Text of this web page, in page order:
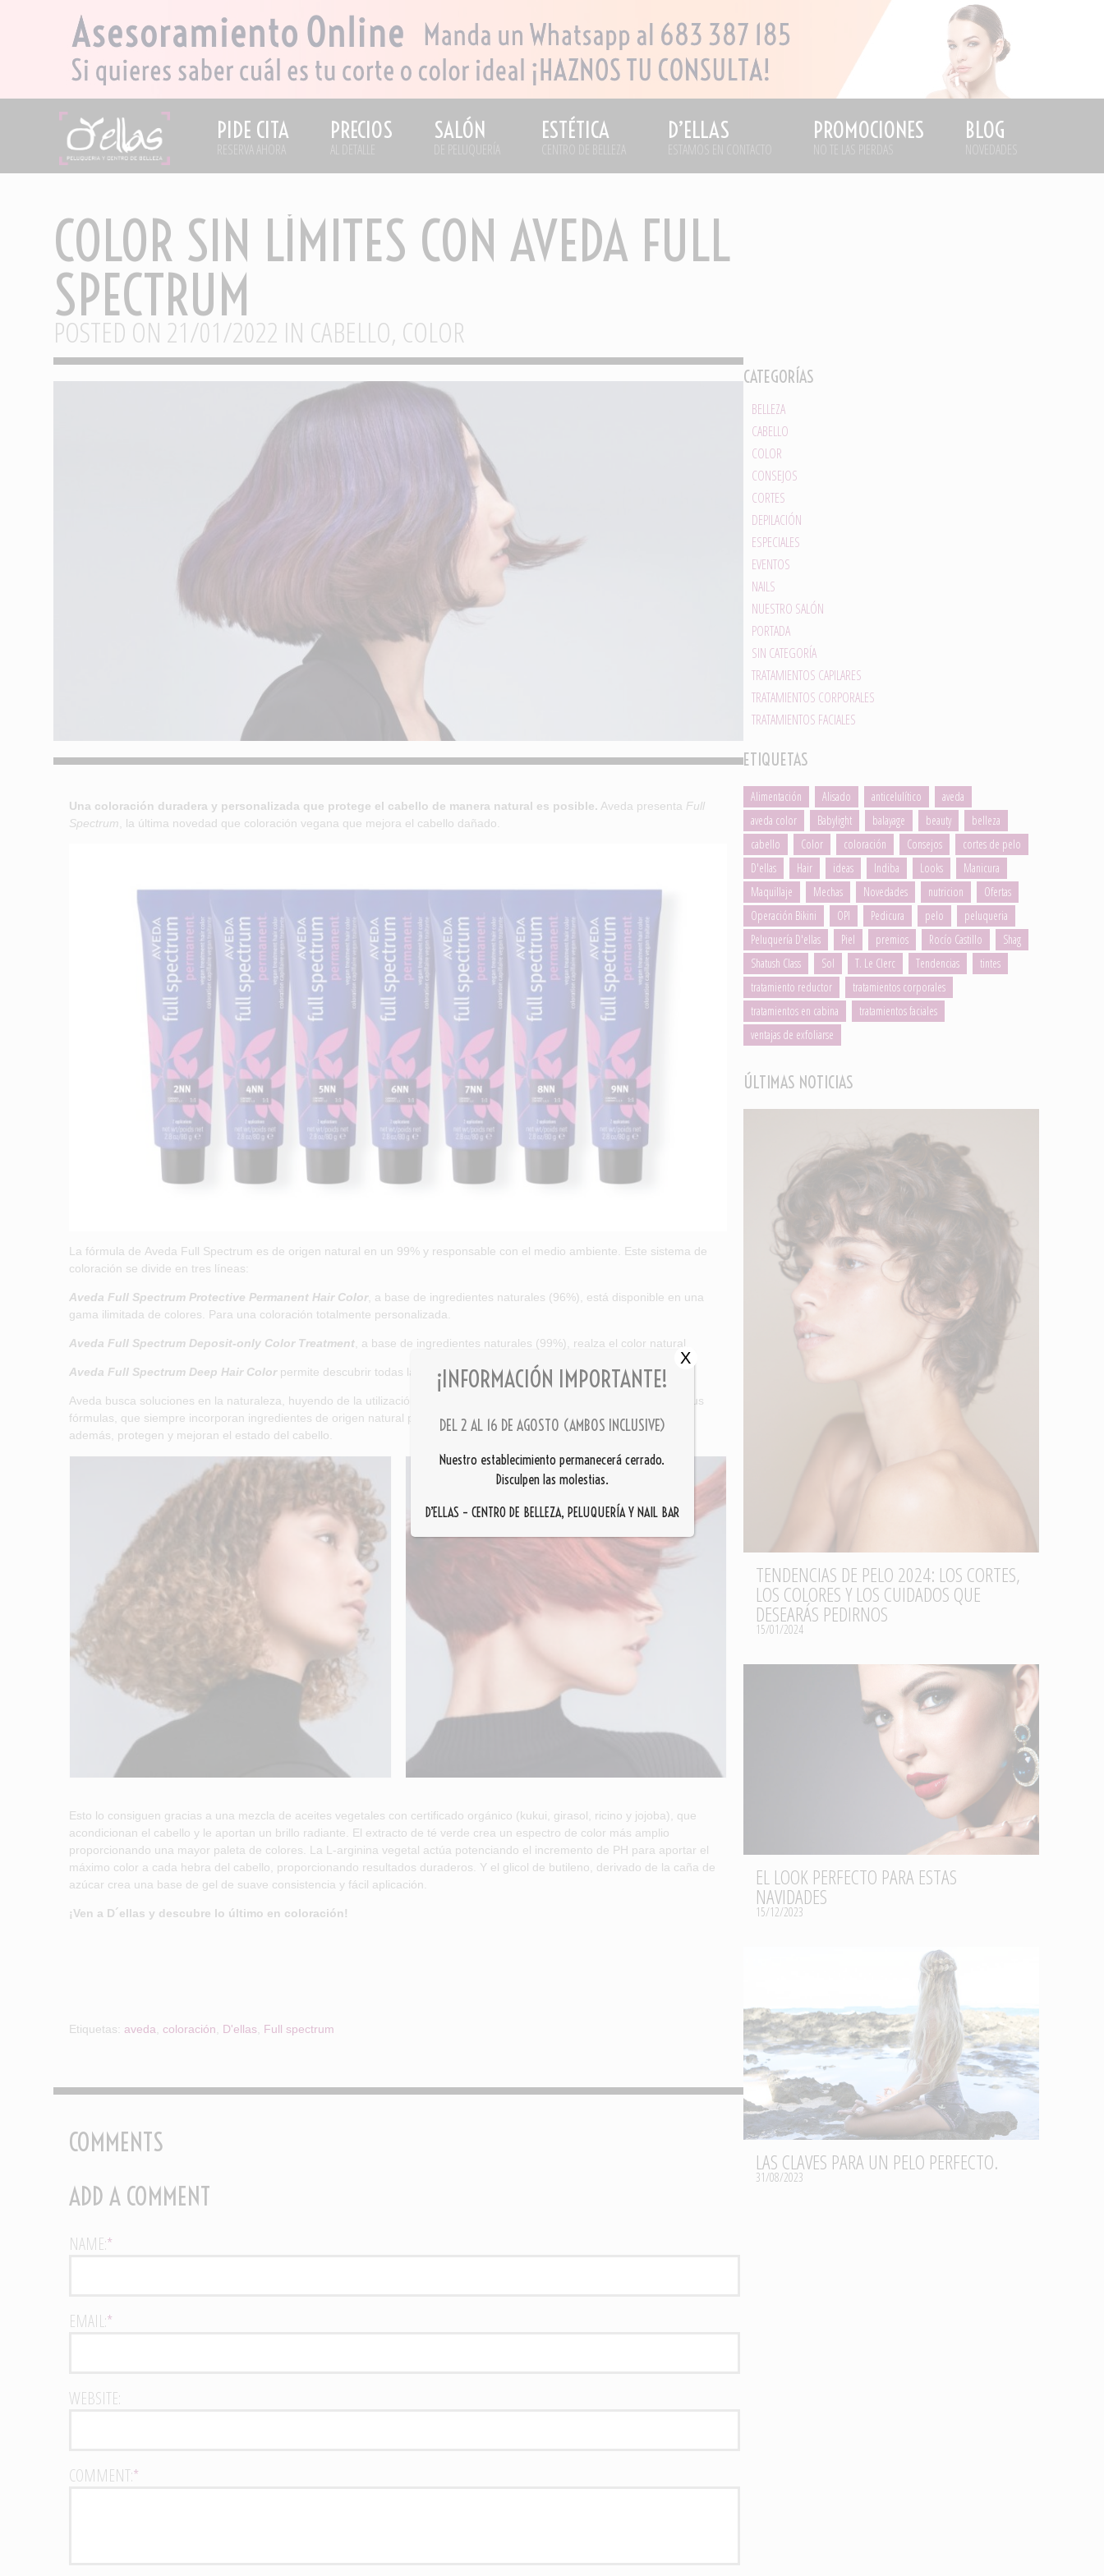
PIDE CITA
RESERVA AHORA
PRECIOS
AL DETALLE
SALÓN
DE PELUQUERÍA
ESTÉTICA
CENTRO DE BELLEZA
D’ELLAS
ESTAMOS EN CONTACTO
PROMOCIONES
NO TE LAS PIERDAS
BLOG
NOVEDADES
CATEGORÍAS
BELLEZA
CABELLO
COLOR
CONSEJOS
CORTES
DEPILACIÓN
ESPECIALES
EVENTOS
NAILS
NUESTRO SALÓN
PORTADA
SIN CATEGORÍA
TRATAMIENTOS CAPILARES
TRATAMIENTOS CORPORALES
TRATAMIENTOS FACIALES
ETIQUETAS
Alimentación Alisado anticelulítico
aveda
aveda color
Babylight balayage beauty
belleza
cabello
Color coloración Consejos
cortes de pelo
D'ellas
Hair ideas Indiba Looks
Manicura
Maquillaje
Mechas Novedades nutricion
Ofertas
Operación Bikini
OPI Pedicura pelo
peluqueria
Peluquería D'ellas
Piel premios Rocío Castillo
Shag
Shatush Class
Sol T. Le Clerc Tendencias
tintes
tratamiento reductor
tratamientos corporales
tratamientos en cabina
tratamientos faciales
ventajas de exfoliarse
ÚLTIMAS NOTICIAS
TENDENCIAS DE PELO 2024: LOS CORTES,
LOS COLORES Y LOS CUIDADOS QUE
DESEARÁS PEDIRNOS
15/01/2024
EL LOOK PERFECTO PARA ESTAS
NAVIDADES
15/12/2023
LAS CLAVES PARA UN PELO PERFECTO.
31/08/2023
COLOR SIN LÍMITES CON AVEDA FULL
SPECTRUM
POSTED ON 21/01/2022 IN CABELLO, COLOR
Una coloración duradera y personalizada que protege el cabello de manera natural es posible. Aveda presenta Full
Spectrum , la última novedad que coloración vegana que mejora el cabello dañado.
La fórmula de Aveda Full Spectrum es de origen natural en un 99% y responsable con el medio ambiente. Este sistema de
coloración se divide en tres líneas:
Aveda Full Spectrum Protective Permanent Hair Color, a base de ingredientes naturales (96%), está disponible en una
gama ilimitada de colores. Para una coloración totalmente personalizada.
Aveda Full Spectrum Deposit-only Color Treatment, a base de ingredientes naturales (99%), realza el color natural.
Aveda Full Spectrum Deep Hair Colorpermite descubrir todas las posibilidades de color capilar.
Aveda busca soluciones en la naturaleza, huyendo de la utilización de productos químicos y acopladores sintéticos en sus
fórmulas, que siempre incorporan ingredientes de origen natural para proporcionar resultados óptimos que,
además, protegen y mejoran el estado del cabello.
Esto lo consiguen gracias a una mezcla de aceites vegetales con certificado orgánico (kukui, girasol, ricino y jojoba), que
acondicionan el cabello y le aportan un brillo radiante. El extracto de té verde crea un espectro de color más amplio
proporcionando una mayor paleta de colores. La L-arginina vegetal actúa potenciando el incremento de PH para aportar el
máximo color a cada hebra del cabello, proporcionando resultados duraderos. Y el glicol de butileno, derivado de la caña de
azúcar crea una base de gel de suave consistencia y fácil aplicación.
¡Ven a D´ellas y descubre lo último en coloración!
Etiquetas: aveda coloración D'ellas Full spectrum
COMMENTS
ADD A COMMENT
NAME:*
EMAIL:*
WEBSITE:
COMMENT:*
¡INFORMACIÓN IMPORTANTE!
DEL 2 AL 16 DE AGOSTO (AMBOS INCLUSIVE)
Nuestro establecimiento permanecerá cerrado.
Disculpen las molestias.
D’ELLAS – CENTRO DE BELLEZA, PELUQUERÍA Y NAIL BAR
X